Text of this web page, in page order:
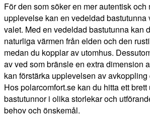
För den som söker en mer autentisk och
upplevelse kan en vedeldad bastutunna
valet. Med en vedeldad bastutunna kan
naturliga värmen från elden och den
medan du kopplar av utomhus.
av ved som bränsle en extra dimension
kan förstärka upplevelsen av
Hos polarcomfort.se kan du hitta ett
bastutunnor i olika storlekar och
behov och önskemål.